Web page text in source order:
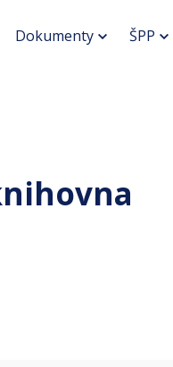
Dokumenty ŠPP